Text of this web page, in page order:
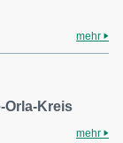
mehr
Orla-Kreis
mehr